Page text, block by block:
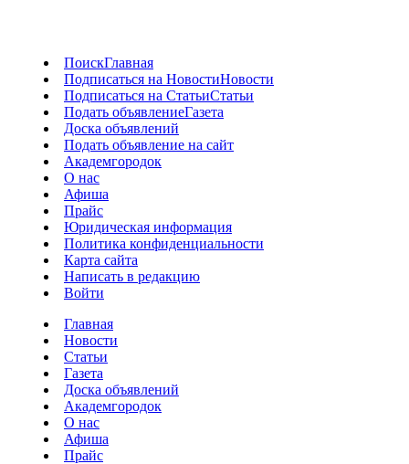
ПоискГлавная
Подписаться на НовостиНовости
Подписаться на СтатьиСтатьи
Подать объявлениеГазета
Доска объявлений
Подать объявление на сайт
Академгородок
О нас
Афиша
Прайс
Юридическая информация
Политика конфиденциальности
Карта сайта
Написать в редакцию
Войти
Главная
Новости
Статьи
Газета
Доска объявлений
Академгородок
О нас
Афиша
Прайс